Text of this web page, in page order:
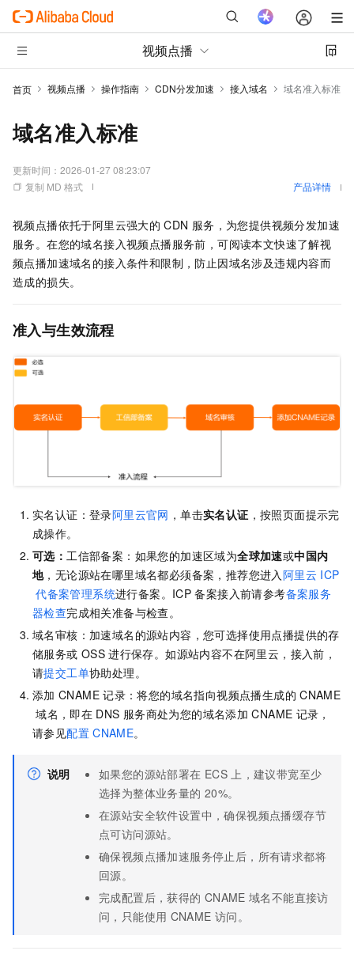
视频点播
首页 视频点播 操作指南 CDN分发加速 接入域名 域名准入标准
域名准入标准
更新时间： 2026-01-27 08:23:07
复制 MD 格式
产品详情
视频点播依托于阿里云强大的 CDN 服务，为您提供视频分发加速
服务。在您的域名接入视频点播服务前，可阅读本文快速了解视
频点播加速域名的接入条件和限制，防止因域名涉及违规内容而
造成的损失。
准入与生效流程
实名认证：登录阿里云官网 ，单击实名认证 ，按照页面提示完
成操作。
可选： 工信部备案：如果您的加速区域为全球加速或中国内
地，无论源站在哪里域名都必须备案，推荐您进入 阿里云 ICP
代备案管理系统进行备案。ICP 备案接入前请参考备案服务
器检查完成相关准备与检查。
域名审核：加速域名的源站内容，您可选择使用点播提供的存
储服务或 OSS 进行保存。如源站内容不在阿里云，接入前，
请提交工单协助处理。
添加 CNAME 记录：将您的域名指向视频点播生成的 CNAME
域名，即在 DNS 服务商处为您的域名添加 CNAME 记录，
请参见配置 CNAME。
说明 如果您的源站部署在 ECS 上，建议带宽至少
选择为整体业务量的 20%。
在源站安全软件设置中，确保视频点播缓存节
点可访问源站。
确保视频点播加速服务停止后，所有请求都将
回源。
完成配置后，获得的 CNAME 域名不能直接访
问，只能使用 CNAME 访问。